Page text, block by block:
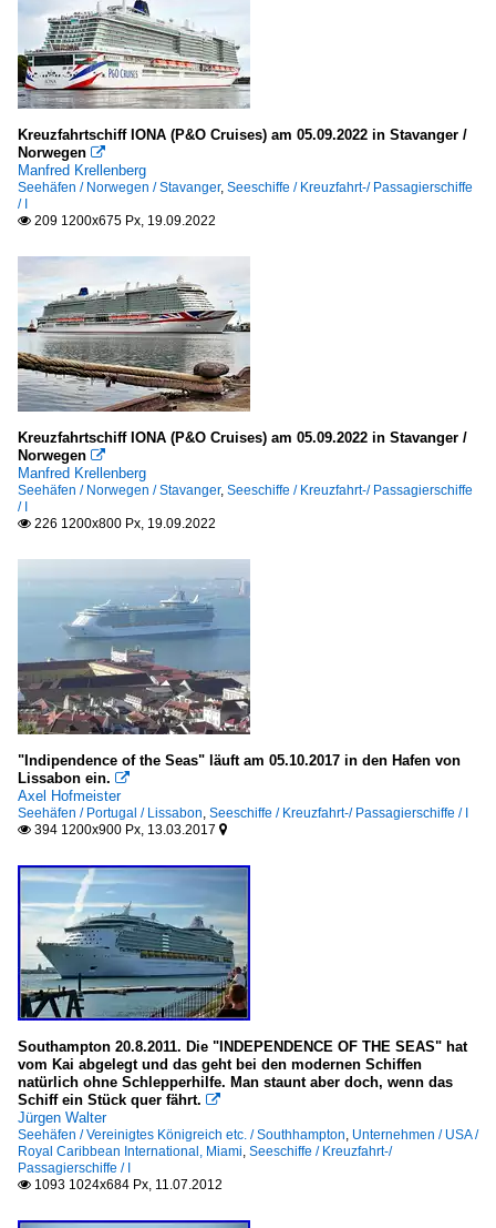
Kreuzfahrtschiff IONA (P&O Cruises) am 05.09.2022 in Stavanger /
Norwegen 
Manfred Krellenberg
Seehäfen / Norwegen / Stavanger, Seeschiffe / Kreuzfahrt-/ Passagierschiffe
/ I
 209 1200x675 Px, 19.09.2022
Kreuzfahrtschiff IONA (P&O Cruises) am 05.09.2022 in Stavanger /
Norwegen 
Manfred Krellenberg
Seehäfen / Norwegen / Stavanger, Seeschiffe / Kreuzfahrt-/ Passagierschiffe
/ I
 226 1200x800 Px, 19.09.2022
"Indipendence of the Seas" läuft am 05.10.2017 in den Hafen von
Lissabon ein. 
Axel Hofmeister
Seehäfen / Portugal / Lissabon, Seeschiffe / Kreuzfahrt-/ Passagierschiffe / I
 394 1200x900 Px, 13.03.2017 
Southampton 20.8.2011. Die "INDEPENDENCE OF THE SEAS" hat
vom Kai abgelegt und das geht bei den modernen Schiffen
natürlich ohne Schlepperhilfe. Man staunt aber doch, wenn das
Schiff ein Stück quer fährt. 
Jürgen Walter
Seehäfen / Vereinigtes Königreich etc. / Southhampton, Unternehmen / USA /
Royal Caribbean International, Miami, Seeschiffe / Kreuzfahrt-/
Passagierschiffe / I
 1093 1024x684 Px, 11.07.2012